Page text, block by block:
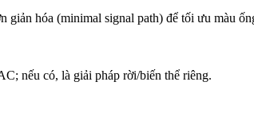
giản hóa (minimal signal path) để tối ưu màu
nếu có, là giải pháp rời/biến thể riêng.